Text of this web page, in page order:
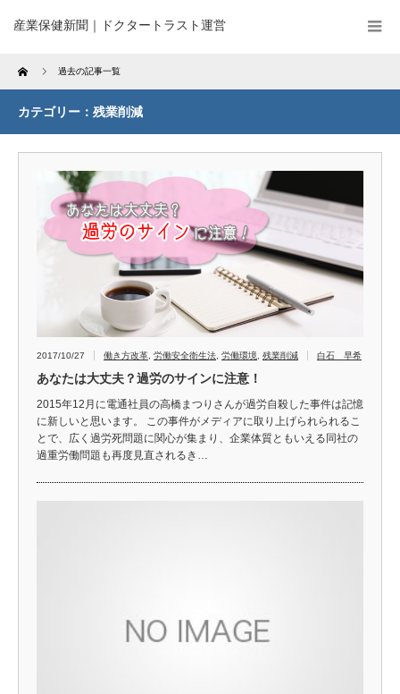
産業保健新聞｜ドクタートラスト運営
Home 過去の記事一覧
カテゴリー：残業削減
2017/10/27 働き方改革 労働安全衛生法 労働環境 残業削減 白石 早希
あなたは大丈夫？過労のサインに注意！
2015年12月に電通社員の高橋まつりさんが過労自殺した事件は記憶
に新しいと思います。 この事件がメディアに取り上げられられるこ
とで、広く過労死問題に関心が集まり、企業体質ともいえる同社の
過重労働問題も再度見直されるき…